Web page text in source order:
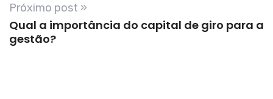
Próximo post »
Qual a importância do capital de giro para a
gestão?